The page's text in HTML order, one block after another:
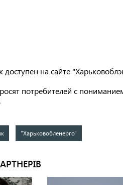
на сайте
потребителей с
"Харьковобленерго"